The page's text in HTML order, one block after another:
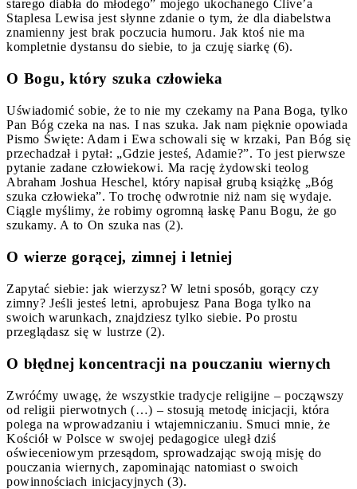
starego diabła do młodego” mojego ukochanego Clive’a
Staplesa Lewisa jest słynne zdanie o tym, że dla diabelstwa
znamienny jest brak poczucia humoru. Jak ktoś nie ma
kompletnie dystansu do siebie, to ja czuję siarkę (6).
O Bogu, który szuka człowieka
Uświadomić sobie, że to nie my czekamy na Pana Boga, tylko
Pan Bóg czeka na nas. I nas szuka. Jak nam pięknie opowiada
Pismo Święte: Adam i Ewa schowali się w krzaki, Pan Bóg się
przechadzał i pytał: „Gdzie jesteś, Adamie?”. To jest pierwsze
pytanie zadane człowiekowi. Ma rację żydowski teolog
Abraham Joshua Heschel, który napisał grubą książkę „Bóg
szuka człowieka”. To trochę odwrotnie niż nam się wydaje.
Ciągle myślimy, że robimy ogromną łaskę Panu Bogu, że go
szukamy. A to On szuka nas (2).
O wierze gorącej, zimnej i letniej
Zapytać siebie: jak wierzysz? W letni sposób, gorący czy
zimny? Jeśli jesteś letni, aprobujesz Pana Boga tylko na
swoich warunkach, znajdziesz tylko siebie. Po prostu
przeglądasz się w lustrze (2).
O błędnej koncentracji na pouczaniu wiernych
Zwróćmy uwagę, że wszystkie tradycje religijne – począwszy
od religii pierwotnych (…) – stosują metodę inicjacji, która
polega na wprowadzaniu i wtajemniczaniu. Smuci mnie, że
Kościół w Polsce w swojej pedagogice uległ dziś
oświeceniowym przesądom, sprowadzając swoją misję do
pouczania wiernych, zapominając natomiast o swoich
powinnościach inicjacyjnych (3).